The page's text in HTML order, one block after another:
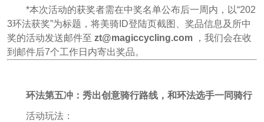
*本次活动的获奖者需在中奖名单公布后一周内，以“202
3环法获奖”为标题，将美骑ID登陆页截图、奖品信息及所中
奖的活动发送邮件至 zt@magiccycling.com，我们会在收
到邮件后7个工作日内寄出奖品。
环法第五冲：秀出创意骑行路线，和环法选手一同骑行
活动玩法：